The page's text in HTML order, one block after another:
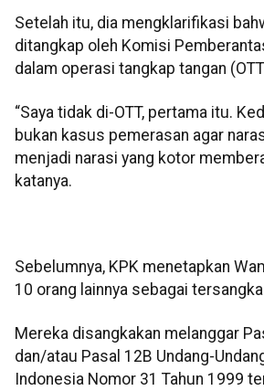
Setelah itu, dia mengklarifikasi
ditangkap oleh Komisi
dalam operasi tangkap tangan
“Saya tidak di-OTT, pertama itu.
bukan kasus pemerasan agar
menjadi narasi yang kotor
katanya.
Sebelumnya, KPK menetapkan
10 orang lainnya sebagai
Mereka disangkakan melanggar
dan/atau Pasal 12B Undang-
Indonesia Nomor 31 Tahun 1999